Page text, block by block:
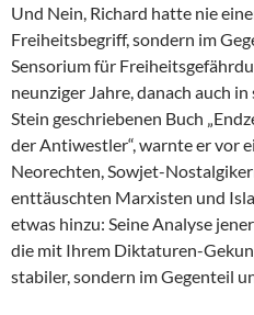
Und Nein, Richard hatte nie
Freiheitsbegriff, sondern im
Sensorium für
neunziger Jahre, danach auch
Stein geschriebenen Buch
der Antiwestler“, warnte er vor
Neorechten, Sowjet-
enttäuschten Marxisten und
etwas hinzu: Seine Analyse
die mit Ihrem Diktaturen-
stabiler, sondern im Gegenteil